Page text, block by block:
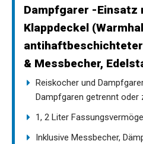
Dampfgarer -Einsatz
Klappdeckel
& Messbecher,
Reiskocher und
Dampfgaren getrennt oder
1, 2 Liter
Inklusive Messbecher,